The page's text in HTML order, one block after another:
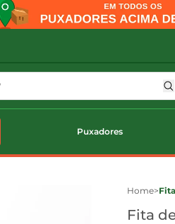
Puxadores
Home>
Fita